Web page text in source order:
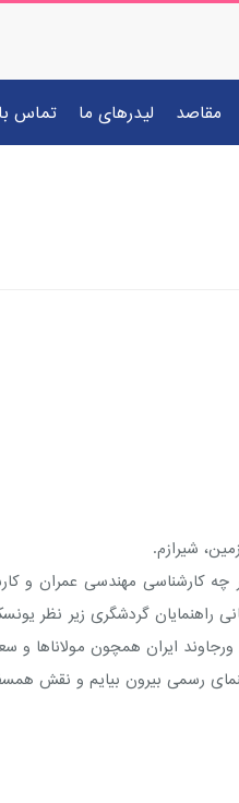
مقاصد لیدرهای ما تماس
شدم، اگر چه کارشناسی مهندسی
راهنمایان گردشگری زیر نظر
ایران همچون مولاناها
رسمی بیرون بیایم و نقش